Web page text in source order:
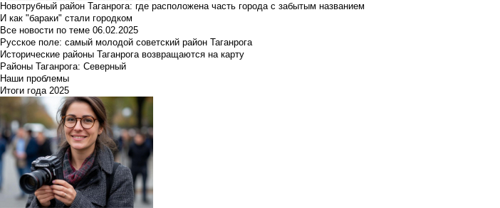
Новотрубный район Таганрога: где расположена часть города с забытым названием
И как "бараки" стали городком
Все новости по теме 06.02.2025
Русское поле: самый молодой советский район Таганрога
Исторические районы Таганрога возвращаются на карту
Районы Таганрога: Северный
Наши проблемы
Итоги года 2025